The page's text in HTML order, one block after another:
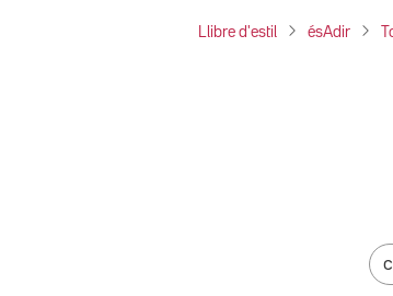
Llibre d'estil ésAdir